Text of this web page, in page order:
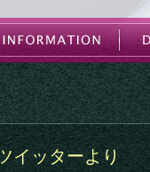
イッターより